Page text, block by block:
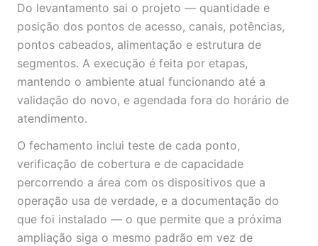
Do levantamento sai o projeto — quantidade e
posição dos pontos de acesso, canais, potências,
pontos cabeados, alimentação e estrutura de
segmentos. A execução é feita por etapas,
mantendo o ambiente atual funcionando até a
validação do novo, e agendada fora do horário de
atendimento.
O fechamento inclui teste de cada ponto,
verificação de cobertura e de capacidade
percorrendo a área com os dispositivos que a
operação usa de verdade, e a documentação do
que foi instalado — o que permite que a próxima
ampliação siga o mesmo padrão em vez de